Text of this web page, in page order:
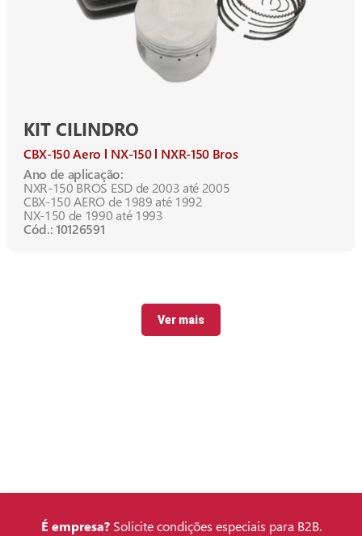
KIT CILINDRO
CBX-150 Aero NX-150
NXR-150 Bros
Ano de aplicação:
NXR-150 BROS ESD de 2003 até 2005
CBX-150 AERO de 1989 até 1992
NX-150 de 1990 até 1993
Cód.: 10126591
Ver mais
É empresa?Solicite condições especiais para B2B.